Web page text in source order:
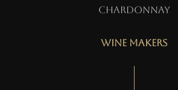
Chardonnay
Wine Makers